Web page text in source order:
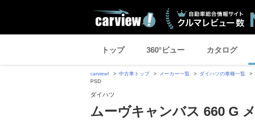
トップ 360°ビュー カタログ
carview! 中古車トップ メーカー一覧 ダイハツの車種一覧
PSD
ダイハツ
ムーヴキャンバス 660 G